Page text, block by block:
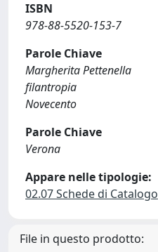
ISBN
978-88-5520-153-7
Parole Chiave
Margherita Pettenella
filantropia
Novecento
Parole Chiave
Verona
Appare nelle tipologie:
02.07 Schede di Catalogo
File in questo prodotto: